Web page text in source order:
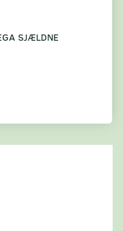
SJÆLDNE